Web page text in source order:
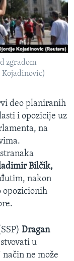
zgradom
Kojadinovic)
deo planiranih
i opozicije uz
na
Bilčik,
nakon
opozicionih
Dragan
u
ne može